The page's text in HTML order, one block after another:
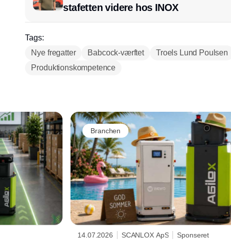
stafetten videre hos INOX
Tags:
Nye fregatter
Babcock-værftet Troels Lund Poulsen
Produktionskompetence
Branchen
14.07.2026 SCANLOX ApS Sponseret